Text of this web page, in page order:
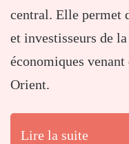
central. Elle permet
et investisseurs de
économiques
Orient.
Lire la suite